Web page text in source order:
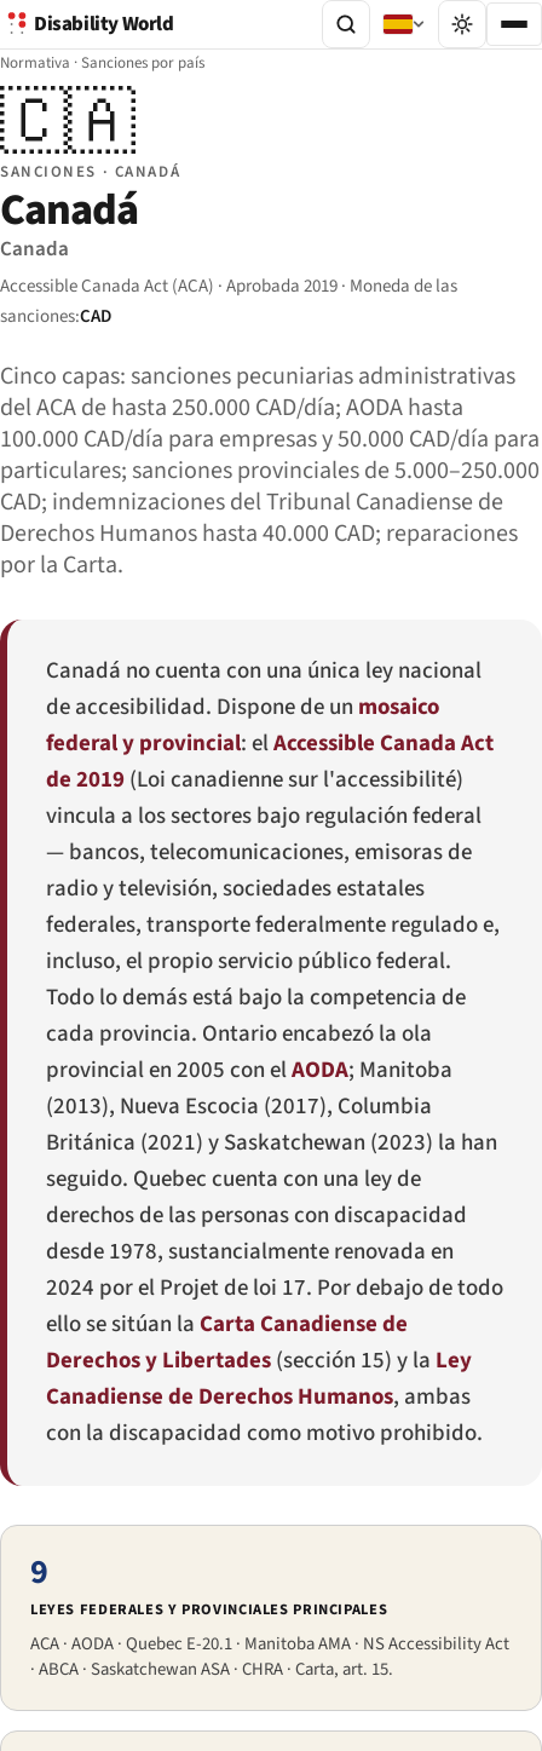
Disability World
Normativa ·Sanciones por país
🇨🇦
SANCIONES · CANADÁ
Canadá
Canada
Accessible Canada Act (ACA) · Aprobada 2019 · Moneda de las
sanciones:CAD
Cinco capas: sanciones pecuniarias administrativas
del ACA de hasta 250.000 CAD/día; AODA hasta
100.000 CAD/día para empresas y 50.000 CAD/día para
particulares; sanciones provinciales de 5.000–250.000
CAD; indemnizaciones del Tribunal Canadiense de
Derechos Humanos hasta 40.000 CAD; reparaciones
por la Carta.
Canadá no cuenta con una única ley nacional
de accesibilidad. Dispone de un mosaico
federal y provincial: elAccessible Canada Act
de 2019(Loi canadienne sur l'accessibilité)
vincula a los sectores bajo regulación federal
— bancos, telecomunicaciones, emisoras de
radio y televisión, sociedades estatales
federales, transporte federalmente regulado e,
incluso, el propio servicio público federal.
Todo lo demás está bajo la competencia de
cada provincia. Ontario encabezó la ola
provincial en 2005 con elAODA; Manitoba
(2013), Nueva Escocia (2017), Columbia
Británica (2021) y Saskatchewan (2023) la han
seguido. Quebec cuenta con una ley de
derechos de las personas con discapacidad
desde 1978, sustancialmente renovada en
2024 por elProjet de loi 17. Por debajo de todo
ello se sitúan la Carta Canadiense de
Derechos y Libertades(sección 15) y la Ley
Canadiense de Derechos Humanos, ambas
con la discapacidad como motivo prohibido.
9
LEYES FEDERALES Y PROVINCIALES PRINCIPALES
ACA · AODA · Quebec E-20.1 · Manitoba AMA · NS Accessibility Act
· ABCA · Saskatchewan ASA · CHRA · Carta, art. 15.